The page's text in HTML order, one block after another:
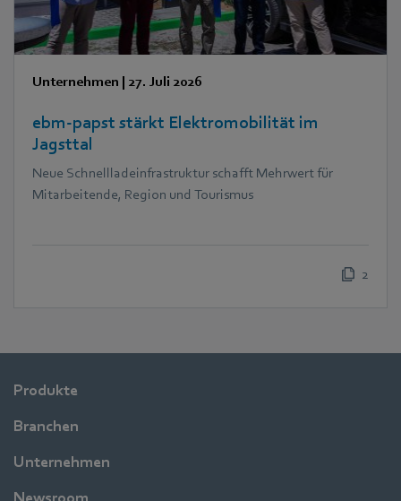
Unternehmen | 27. Juli 2026
ebm‑papst stärkt Elektromobilität im
Jagsttal
Neue Schnellladeinfrastruktur schafft Mehrwert für
Mitarbeitende, Region und Tourismus
2
Produkte
Branchen
Unternehmen